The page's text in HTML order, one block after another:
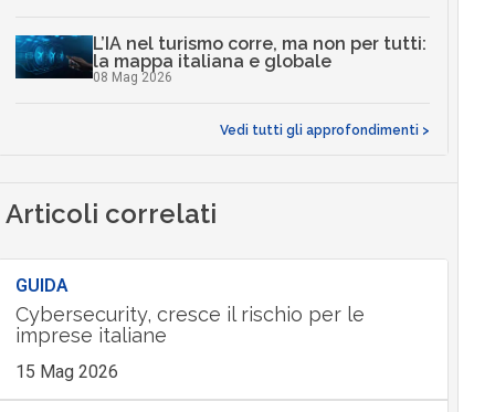
L’IA nel turismo corre, ma non per tutti:
la mappa italiana e globale
08 Mag 2026
Vedi tutti gli approfondimenti >
Articoli correlati
GUIDA
Cybersecurity, cresce il rischio per le
imprese italiane
15 Mag 2026